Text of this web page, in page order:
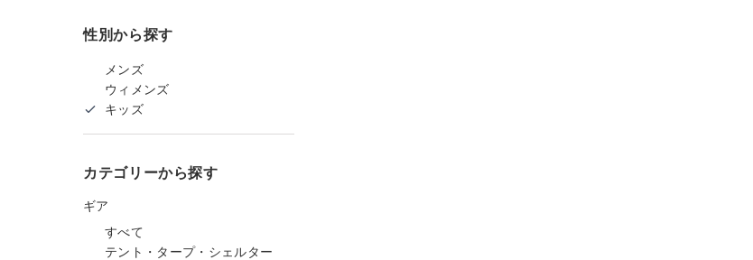
性別から探す
メンズ
ウィメンズ
キッズ
カテゴリーから探す
ギア
すべて
テント・タープ・シェルター